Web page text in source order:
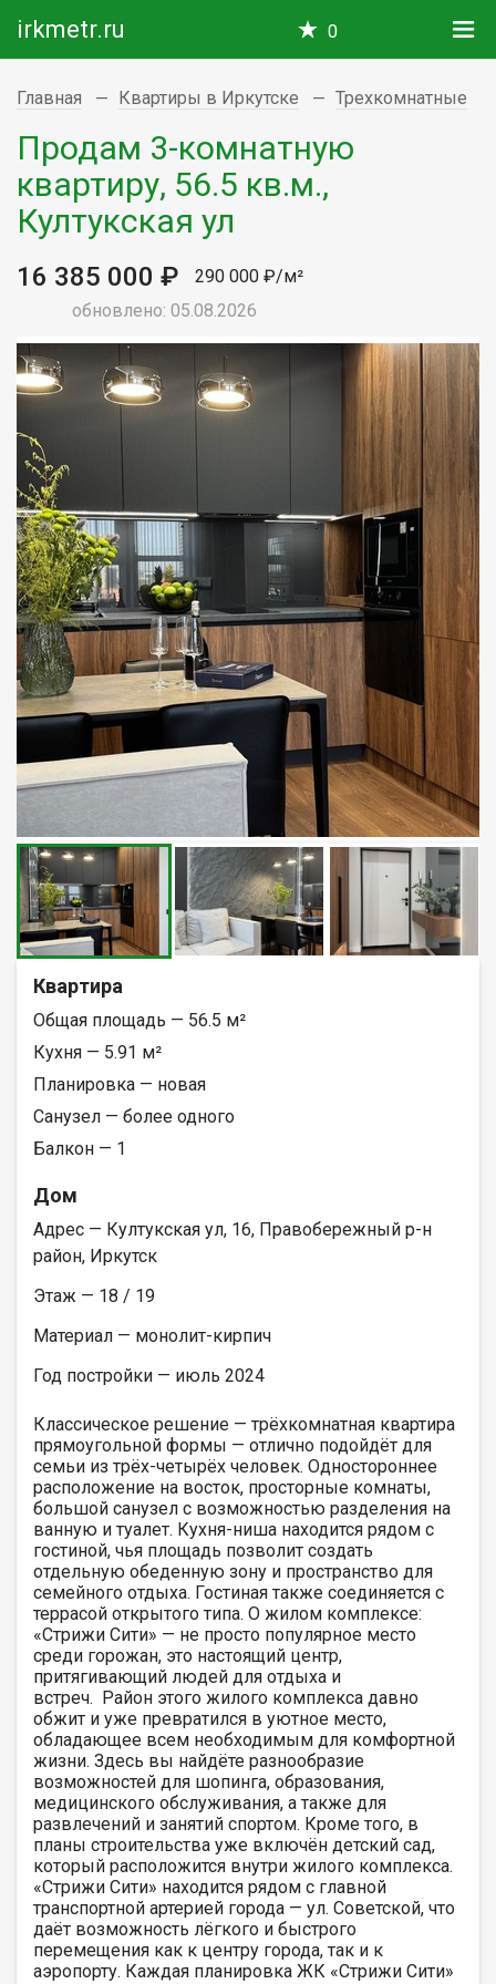
irkmetr.ru 0
Главная Квартиры в Иркутске Трехкомнатные
Продам 3-комнатную
квартиру, 56.5 кв.м.,
Култукская ул
16 385 000 ₽
290 000 ₽/м²
обновлено: 05.08.2026
Квартира
Общая площадь — 56.5 м²
Кухня — 5.91 м²
Планировка — новая
Санузел — более одного
Балкон — 1
Дом
Адрес — Култукская ул, 16, Правобережный р-н
район, Иркутск
Этаж — 18 / 19
Материал — монолит-кирпич
Год постройки — июль 2024
Классическое решение — трёхкомнатная квартира
прямоугольной формы — отлично подойдёт для
семьи из трёх-четырёх человек. Одностороннее
расположение на восток, просторные комнаты,
большой санузел с возможностью разделения на
ванную и туалет. Кухня-ниша находится рядом с
гостиной, чья площадь позволит создать
отдельную обеденную зону и пространство для
семейного отдыха. Гостиная также соединяется с
террасой открытого типа. О жилом комплексе:
«Стрижи Сити» — не просто популярное место
среди горожан, это настоящий центр,
притягивающий людей для отдыха и
встреч. Район этого жилого комплекса давно
обжит и уже превратился в уютное место,
обладающее всем необходимым для комфортной
жизни. Здесь вы найдёте разнообразие
возможностей для шопинга, образования,
медицинского обслуживания, а также для
развлечений и занятий спортом. Кроме того, в
планы строительства уже включён детский сад,
который расположится внутри жилого комплекса.
«Стрижи Сити» находится рядом с главной
транспортной артерией города — ул. Советской, что
даёт возможность лёгкого и быстрого
перемещения как к центру города, так и к
аэропорту. Каждая планировка ЖК «Стрижи Сити»